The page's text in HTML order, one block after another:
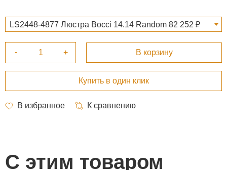
LS2448-4877 Люстра Bocci 14.14 Random 82 252 ₽
С этим товаром